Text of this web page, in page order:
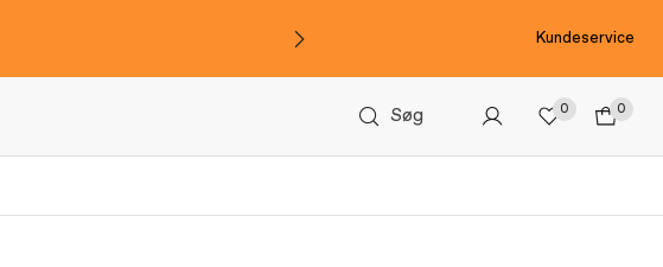
Kundeservice
Søg 0 0